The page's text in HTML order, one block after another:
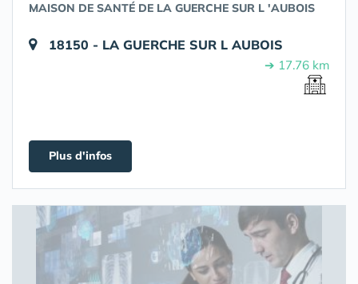
MAISON DE SANTÉ DE LA GUERCHE SUR L 'AUBOIS
18150 - LA GUERCHE SUR L AUBOIS
➔ 17.76 km
Plus d'infos